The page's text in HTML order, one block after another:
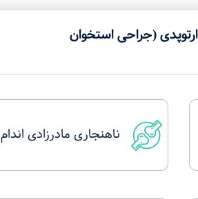
(جراحی استخوان
ناهنجاری مادرزادی اندام